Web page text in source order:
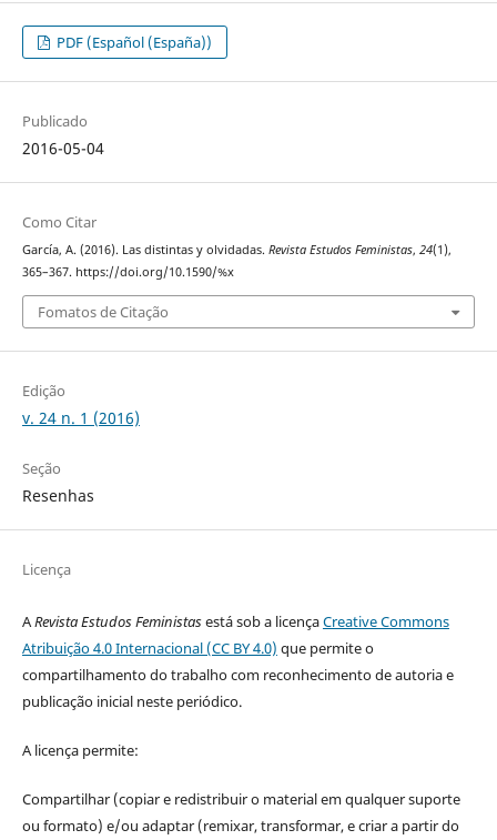
PDF (Español (España))
Publicado
2016-05-04
Como Citar
García, A. (2016). Las distintas y olvidadas. Revista Estudos Feministas, 24(1),
365–367. https://doi.org/10.1590/%x
Fomatos de Citação
Edição
v. 24 n. 1 (2016)
Seção
Resenhas
Licença
ARevista Estudos Feministasestá sob a licençaCreative Commons
Atribuição 4.0 Internacional (CC BY 4.0) que permite o
compartilhamento do trabalho com reconhecimento de autoria e
publicação inicial neste periódico.
A licença permite:
Compartilhar (copiar e redistribuir o material em qualquer suporte
ou formato) e/ou adaptar (remixar, transformar, e criar a partir do